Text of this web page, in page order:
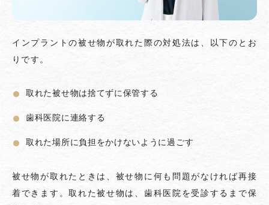
インプラントの被せ物が取れた際の対処法は、以下のとお
りです。
取れた被せ物は捨てずに保管する
歯科医院に連絡する
取れた場所に負担をかけないように過ごす
被せ物が取れたときは、被せ物に何も問題がなければ再接
着できます。取れた被せ物は、歯科医院を受診するまで保